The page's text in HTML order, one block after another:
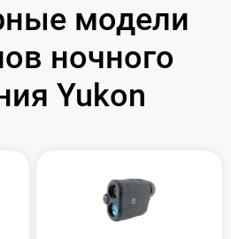
модели
ночного
Yukon